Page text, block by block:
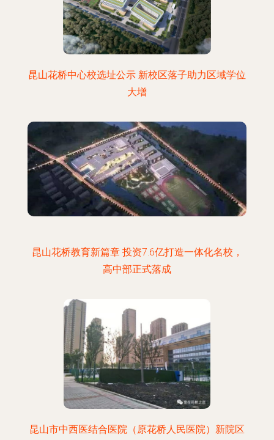
昆山花桥中心校选址公示 新校区落子助力区域学位
大增
昆山花桥教育新篇章 投资7.6亿打造一体化名校，
高中部正式落成
昆山市中西医结合医院（原花桥人民医院）新院区